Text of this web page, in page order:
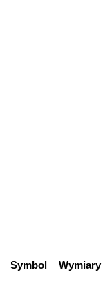
Symbol
Wymiary